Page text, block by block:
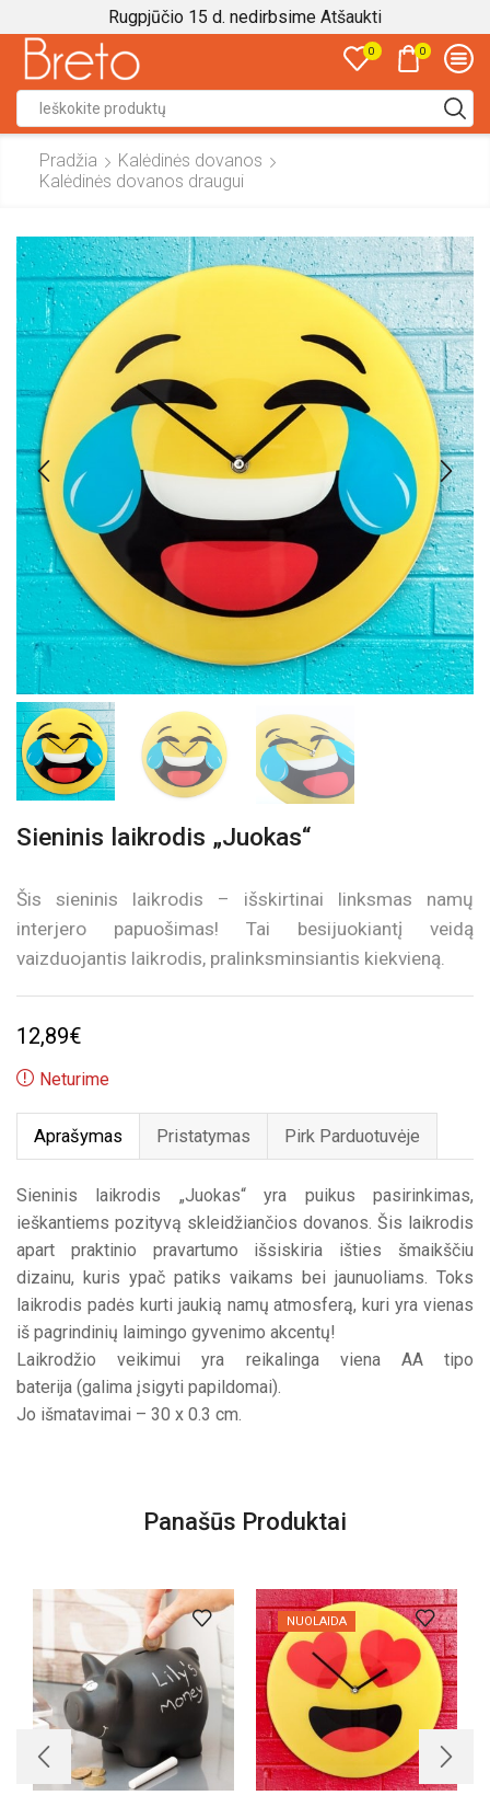
Rugpjūčio 15 d. nedirbsime Atšaukti
0 0
input
Pradžia
Kalėdinės dovanos
Kalėdinės dovanos draugui
Sieninis laikrodis „Juokas“
Šis sieninis laikrodis – išskirtinai linksmas namų
interjero papuošimas! Tai besijuokiantį veidą
vaizduojantis laikrodis, pralinksminsiantis kiekvieną.
12,89€
Neturime
Aprašymas Pristatymas Pirk Parduotuvėje
Sieninis laikrodis „Juokas“ yra puikus pasirinkimas,
ieškantiems pozityvą skleidžiančios dovanos. Šis laikrodis
apart praktinio pravartumo išsiskiria išties šmaikščiu
dizainu, kuris ypač patiks vaikams bei jaunuoliams. Toks
laikrodis padės kurti jaukią namų atmosferą, kuri yra vienas
iš pagrindinių laimingo gyvenimo akcentų!
Laikrodžio veikimui yra reikalinga viena AA tipo
baterija (galima įsigyti papildomai).
Jo išmatavimai – 30 x 0.3 cm.
Panašūs Produktai
NUOLAIDA